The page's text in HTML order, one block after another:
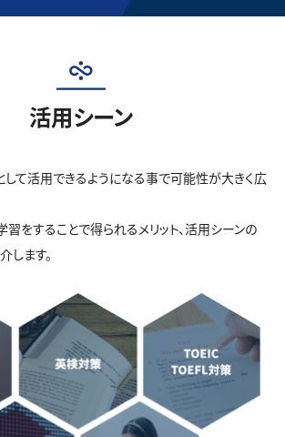
活用シーン
て活用できるようになる事で可能性が大きく広
をすることで得られるメリット、活用シーンの
します。